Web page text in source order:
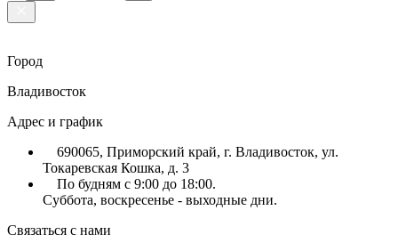
Город
Владивосток
Адрес и график
690065, Приморский край, г. Владивосток, ул.
Токаревская Кошка, д. 3
По будням с 9:00 до 18:00.
Суббота, воскресенье - выходные дни.
Связаться с нами